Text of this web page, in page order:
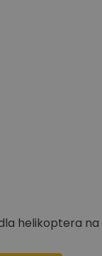
helikoptera na